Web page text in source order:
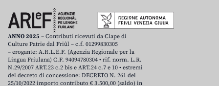
ANNO 2025 – Contributi ricevuti da Clape di
Culture Patrie dal Friûl – c.f. 01299830305
– erogante: A.R.L.E.F. (Agenzia Regionale per la
Lingua Friulana) C.F. 94094780304 • rif. norm. L.R.
N.29/2007 ART.23 c.2 bis e ART.24 c.7 e 10 • estremi
del decreto di concessione: DECRETO N. 261 del
25/10/2022 importo contributo € 3.500,00 (saldo) in